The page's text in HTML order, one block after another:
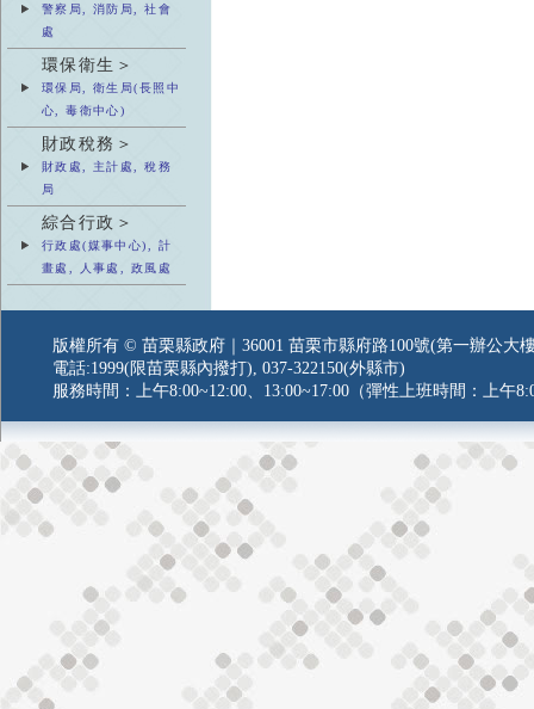
警察局, 消防局, 社會
處
環保衛生＞
環保局, 衛生局(長照中
心, 毒衛中心)
財政稅務＞
財政處, 主計處, 稅務
局
綜合行政＞
行政處(媒事中心), 計
畫處, 人事處, 政風處
版權所有 © 苗栗縣政府｜36001 苗栗市縣府路100號(第一辦公大
電話:1999(限苗栗縣內撥打), 037-322150(外縣市)
服務時間：上午8:00~12:00、13:00~17:00（彈性上班時間：上午